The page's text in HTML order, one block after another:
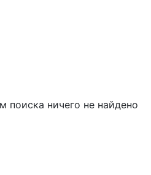
поиска ничего не найдено